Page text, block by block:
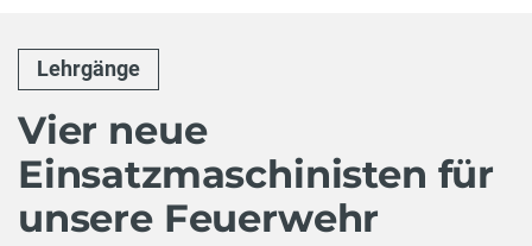
Lehrgänge
Vier neue
Einsatzmaschinisten für
unsere Feuerwehr